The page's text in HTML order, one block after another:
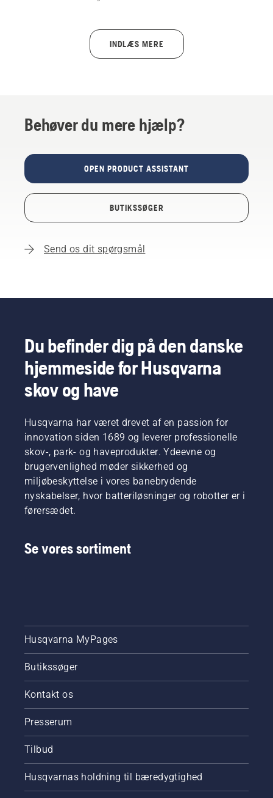
INDLÆS MERE
Behøver du mere hjælp?
OPEN PRODUCT ASSISTANT
BUTIKSSØGER
Send os dit spørgsmål
Du befinder dig på den danske
hjemmeside for Husqvarna
skov og have
Husqvarna har været drevet af en passion for
innovation siden 1689 og leverer professionelle
skov-, park- og haveprodukter. Ydeevne og
brugervenlighed møder sikkerhed og
miljøbeskyttelse i vores banebrydende
nyskabelser, hvor batteriløsninger og robotter er i
førersædet.
Se vores sortiment
Husqvarna MyPages
Butikssøger
Kontakt os
Presserum
Tilbud
Husqvarnas holdning til bæredygtighed